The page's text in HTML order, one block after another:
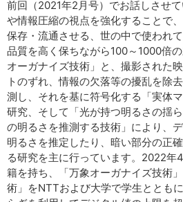
前回（2021年2月号）でお話しさせ
や情報圧縮の視点を強化することで
保存・流通させる、世の中で使われ
品質を高く保ちながら100～1000倍
オーガナイズ技術」と、撮影された
トのずれ、情報の欠落等の擾乱を除
測し、それを基に符号化する「実体
研究、そして「光が持つ明るさの揺
の明るさを推測する技術」により、
明るさを推定したり、暗い部分の正
る研究を主に行っています。2022年
籍を持ち、「万象オーガナイズ技術
術」をNTTおよび大学で学生ととも